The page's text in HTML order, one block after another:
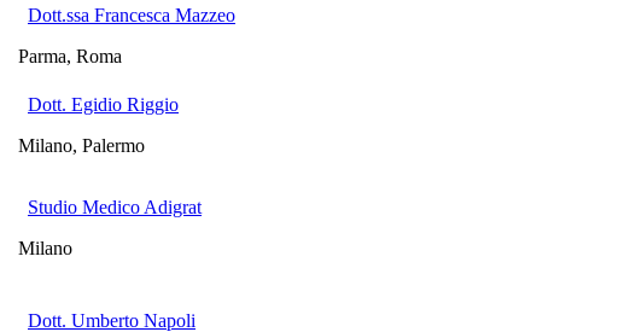
Dott.ssa Francesca Mazzeo
Parma, Roma
Dott. Egidio Riggio
Milano, Palermo
Studio Medico Adigrat
Milano
Dott. Umberto Napoli